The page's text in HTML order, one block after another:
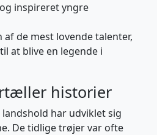
inspireret yngre
af de mest lovende talenter,
at blive en legende i
historier
har udviklet sig
De tidlige trøjer var ofte